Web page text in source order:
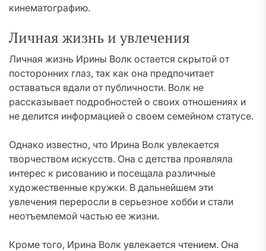
кинематографию.
Личная жизнь и увлечения
Личная жизнь Ирины Волк остается скрытой от
посторонних глаз, так как она предпочитает
оставаться вдали от публичности. Волк не
рассказывает подробностей о своих отношениях и
не делится информацией о своем семейном статусе.
Однако известно, что Ирина Волк увлекается
творчеством искусств. Она с детства проявляла
интерес к рисованию и посещала различные
художественные кружки. В дальнейшем эти
увлечения переросли в серьезное хобби и стали
неотъемлемой частью ее жизни.
Кроме того, Ирина Волк увлекается чтением. Она